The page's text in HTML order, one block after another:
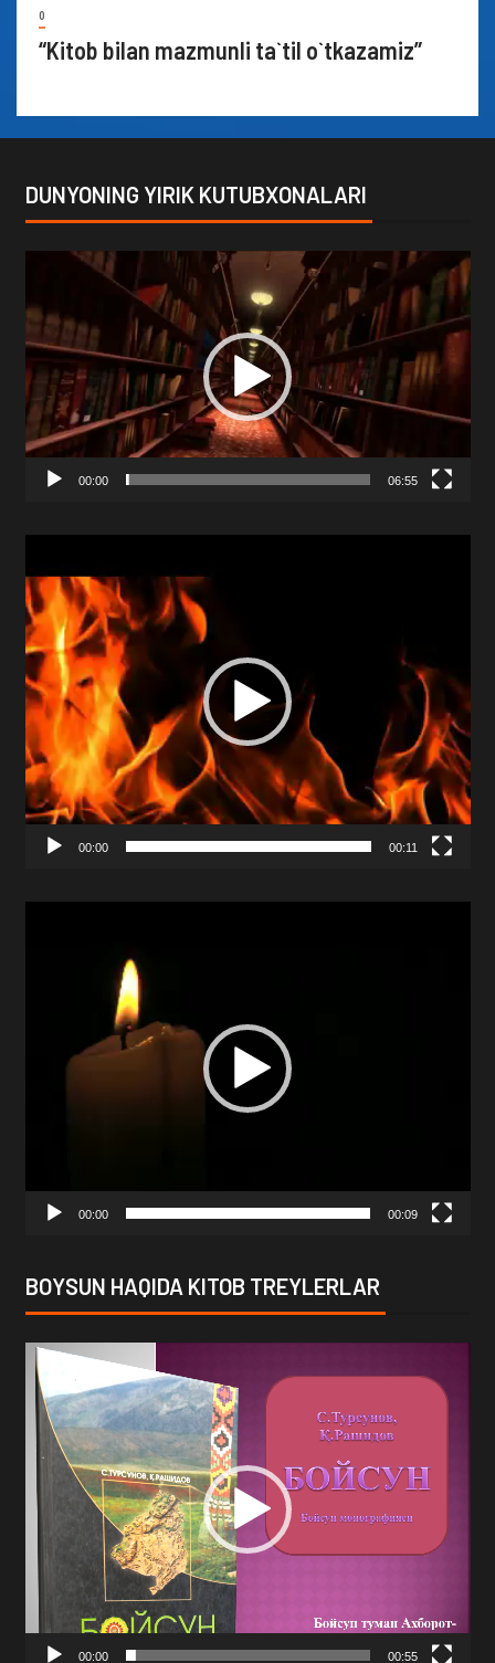
0
“Kitob bilan mazmunli ta`til o`tkazamiz”
DUNYONING YIRIK KUTUBXONALARI
00:00 06:55
Player
00:00 00:11
00:00 00:09
BOYSUN HAQIDA KITOB TREYLERLAR
Video
Player
00:00 00:55